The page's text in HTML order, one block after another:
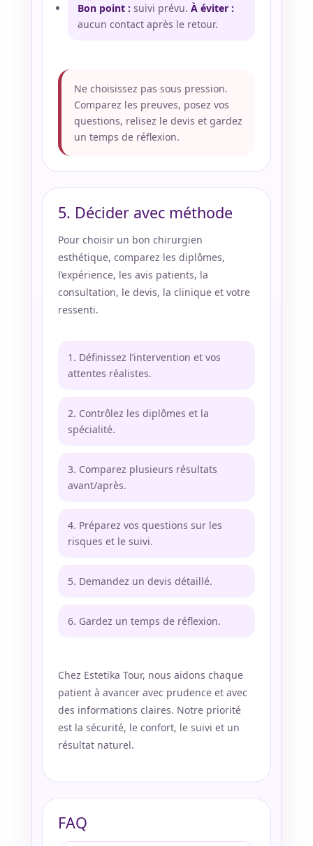
Bon point : suivi prévu. À éviter :
aucun contact après le retour.
Ne choisissez pas sous pression.
Comparez les preuves, posez vos
questions, relisez le devis et gardez
un temps de réflexion.
5. Décider avec méthode
Pour choisir un bon chirurgien
esthétique, comparez les diplômes,
l’expérience, les avis patients, la
consultation, le devis, la clinique et votre
ressenti.
Définissez l’intervention et vos
attentes réalistes.
Contrôlez les diplômes et la
spécialité.
Comparez plusieurs résultats
avant/après.
Préparez vos questions sur les
risques et le suivi.
Demandez un devis détaillé.
Gardez un temps de réflexion.
Chez Estetika Tour, nous aidons chaque
patient à avancer avec prudence et avec
des informations claires. Notre priorité
est la sécurité, le confort, le suivi et un
résultat naturel.
FAQ